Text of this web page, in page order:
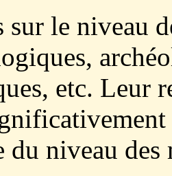
sur le niveau
etc. Leur
du niveau des